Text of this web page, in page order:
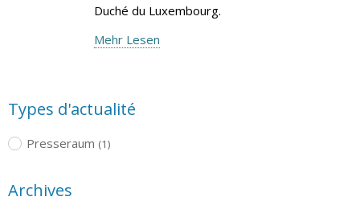
Duché du Luxembourg.
Mehr Lesen
Types d'actualité
Presseraum (1)
Archives